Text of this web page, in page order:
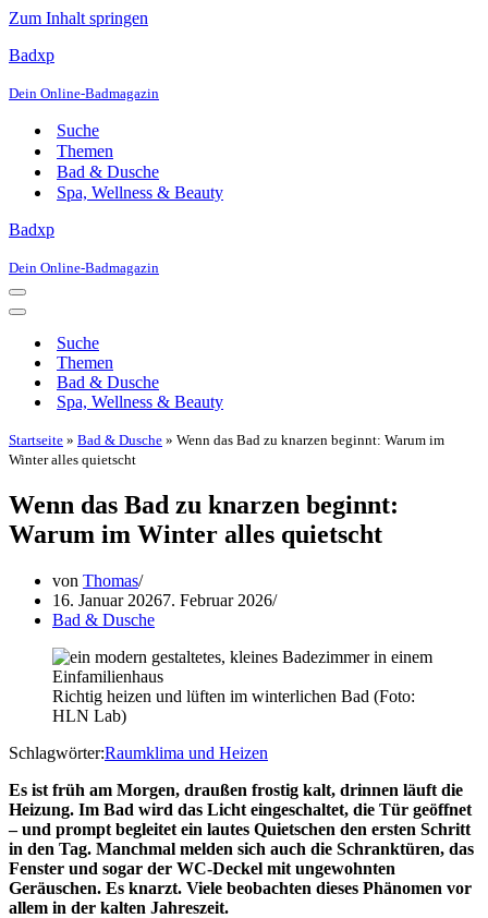
Zum Inhalt springen
Badxp
Dein Online-Badmagazin
Suche
Themen
Bad & Dusche
Spa, Wellness & Beauty
Badxp
Dein Online-Badmagazin
Navigationsmenü
Navigationsmenü
Suche
Themen
Bad & Dusche
Spa, Wellness & Beauty
Startseite » Bad & Dusche » Wenn das Bad zu knarzen beginnt: Warum im
Winter alles quietscht
Wenn das Bad zu knarzen beginnt:
Warum im Winter alles quietscht
von Thomas
16. Januar 20267. Februar 2026
Bad & Dusche
Richtig heizen und lüften im winterlichen Bad (Foto:
HLN Lab)
Schlagwörter:Raumklima und Heizen
Es ist früh am Morgen, draußen frostig kalt, drinnen läuft die
Heizung. Im Bad wird das Licht eingeschaltet, die Tür geöffnet
– und prompt begleitet ein lautes Quietschen den ersten Schritt
in den Tag. Manchmal melden sich auch die Schranktüren, das
Fenster und sogar der WC-Deckel mit ungewohnten
Geräuschen. Es knarzt. Viele beobachten dieses Phänomen vor
allem in der kalten Jahreszeit.